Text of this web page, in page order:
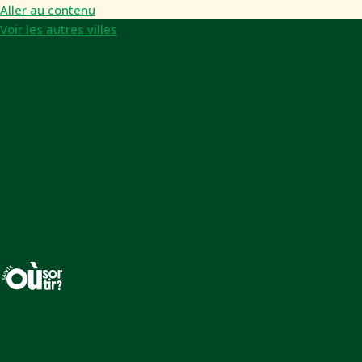
Aller au contenu
Voir les autres villes